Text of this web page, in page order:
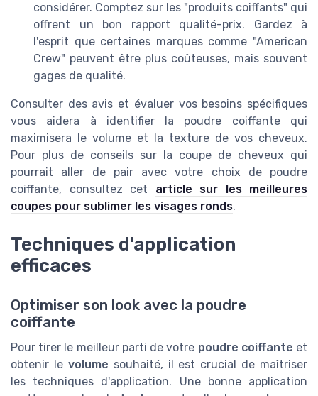
considérer. Comptez sur les "produits coiffants" qui
offrent un bon rapport qualité-prix. Gardez à
l'esprit que certaines marques comme "American
Crew" peuvent être plus coûteuses, mais souvent
gages de qualité.
Consulter des avis et évaluer vos besoins spécifiques
vous aidera à identifier la poudre coiffante qui
maximisera le volume et la texture de vos cheveux.
Pour plus de conseils sur la coupe de cheveux qui
pourrait aller de pair avec votre choix de poudre
coiffante, consultez cet article sur les meilleures
coupes pour sublimer les visages ronds.
Techniques d'application
efficaces
Optimiser son look avec la poudre
coiffante
Pour tirer le meilleur parti de votre poudre coiffante et
obtenir le volume souhaité, il est crucial de maîtriser
les techniques d'application. Une bonne application